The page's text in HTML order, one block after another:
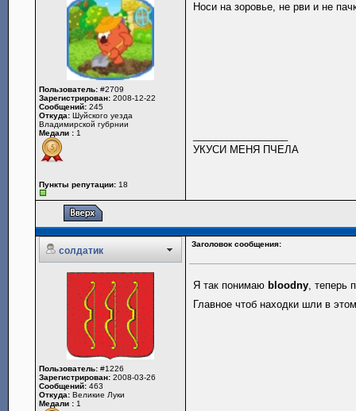
Пользователь: #2709
Зарегистрирован: 2008-12-22
Сообщений: 245
Откуда: Шуйского уезда
Владимирской губрнии
Медали : 1
Пункты репутации: 18
Носи на зоровье, не рви и не
УКУСИ МЕНЯ ПЧЕЛА
солдатик
Заголовок сообщения:
Пользователь: #1226
Зарегистрирован: 2008-03-26
Сообщений: 463
Откуда: Великие Луки
Медали : 1
Я так понимаю bloodny, теперь
Главное чтоб находки шли в